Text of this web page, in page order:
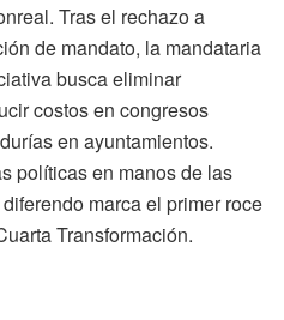
Tras el rechazo a
de mandato, la mandataria
busca eliminar
costos en congresos
en ayuntamientos.
políticas en manos de las
marca el primer roce
Transformación.